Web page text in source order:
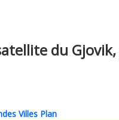
du
Villes Plan